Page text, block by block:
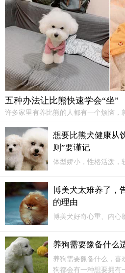
样，以欺骗购买者。但
只要细心观察，就会
处，主要注意这十个方
五种办法让比熊快速学会“坐”
许多家里有养比熊的人都有一个烦恼，
西。比熊的适应能力比较强，对主人忠
态度是它的特点，易满足。
想要比熊犬健康从
则”要谨记
体型娇小，性格活泼，
狗界中，该犬种的寿命
比，它还是很短。所以
那就从饮食开始注意，
博美犬太难养了，
的理由
博美犬好奇心重、内心
受，并且为其提供稳定
打拼，居住地点不固定
重博美犬的好奇心比较
养狗需要豫备什么
养狗需要豫备什么，喜
狗都会有一种想要拥有